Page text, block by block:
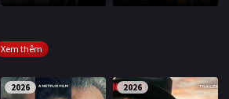
Xem thêm
2026 2026